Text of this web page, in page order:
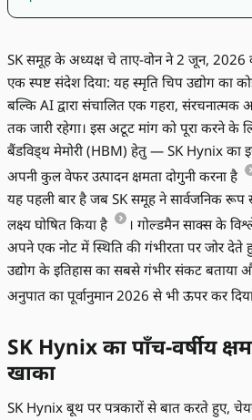
SK समूह के अध्यक्ष चे ताए-वोन ने 2 जून,
एक स्पष्ट संदेश दिया: यह स्मृति चिप उद्योग का
बल्कि AI द्वारा संचालित एक गहरा,
तक जारी रहेगा। इस अटूट मांग को पूरा करने के
बैंडविड्थ मेमोरी (HBM) हेतु — SK Hynix का
अपनी कुल वेफर उत्पादन क्षमता दोगुनी करना है
यह पहली बार है जब SK समूह ने सार्वजनिक रूप से
लक्ष्य घोषित किया है
। गोल्डमैन साक्स के
अपने एक नोट में स्थिति की गंभीरता पर जोर देते
उद्योग के इतिहास का सबसे गंभीर संकट बताया
अनुपात का पूर्वानुमान 2026 से भी ऊपर कर
SK Hynix का पाँच-वर्षीय
खाका
SK Hynix बूथ पर पत्रकारों से बात करते हुए,